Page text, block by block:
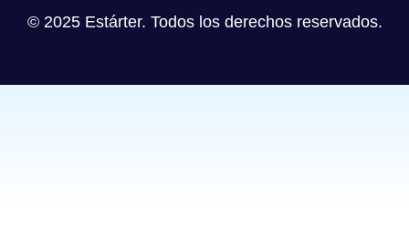
© 2025 Estárter. Todos los derechos reservados.